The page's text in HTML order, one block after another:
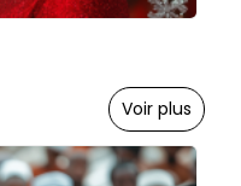
Voir plus